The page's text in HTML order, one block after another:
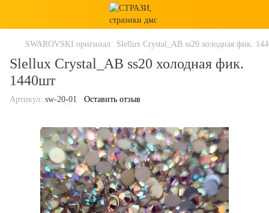
SWAROVSKI оригинал Slellux Crystal_АВ ss20 холодная фик.
Slellux Crystal_АВ ss20 холодная фик.
1440шт
Артикул: sw-20-01 Оставить отзыв